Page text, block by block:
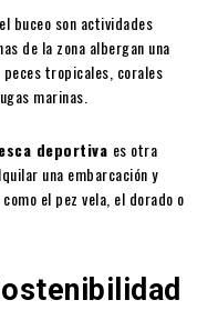
buceo son actividades
de la zona albergan una
tropicales, corales
marinas.
deportiva es otra
una embarcación y
el pez vela, el dorado o